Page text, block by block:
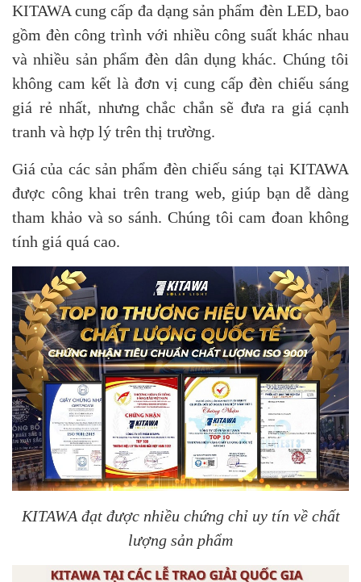
KITAWA cung cấp đa dạng sản phẩm đèn LED, bao
gồm đèn công trình với nhiều công suất khác nhau
và nhiều sản phẩm đèn dân dụng khác. Chúng tôi
không cam kết là đơn vị cung cấp đèn chiếu sáng
giá rẻ nhất, nhưng chắc chắn sẽ đưa ra giá cạnh
tranh và hợp lý trên thị trường.
Giá của các sản phẩm đèn chiếu sáng tại KITAWA
được công khai trên trang web, giúp bạn dễ dàng
tham khảo và so sánh. Chúng tôi cam đoan không
tính giá quá cao.
KITAWA đạt được nhiều chứng chỉ uy tín về chất
lượng sản phẩm